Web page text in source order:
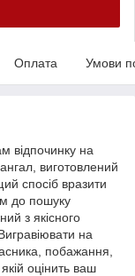
Оплата Умови
відпочинку на
виготовлений
спосіб вразити
до пошуку
з якісного
на
побажання,
оцінить ваш